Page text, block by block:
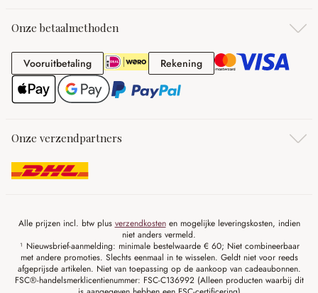
Onze betaalmethoden
VooruitbetalingVooruitbetaling RekeningRekening
Onze verzendpartners
Alle prijzen incl. btw plus verzendkostenen mogelijke leveringskosten, indien
niet anders vermeld.
¹ Nieuwsbrief-aanmelding: minimale bestelwaarde € 60; Niet combineerbaar
met andere promoties. Slechts eenmaal in te wisselen. Geldt niet voor reeds
afgeprijsde artikelen. Niet van toepassing op de aankoop van cadeaubonnen.
FSC®-handelsmerklicentienummer: FSC-C136992 (Alleen producten waarbij dit